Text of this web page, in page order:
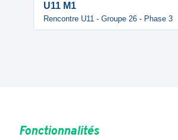
U11 M1
Rencontre U11 - Groupe 26 - Phase 3
Fonctionnalités